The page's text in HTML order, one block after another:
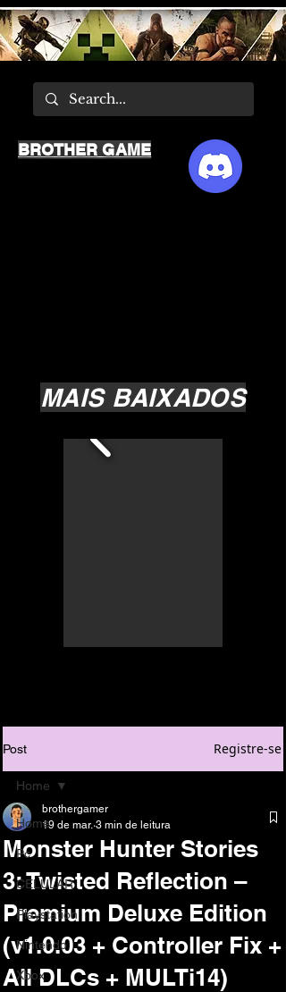
MAIS BAIXADOS
BROTHER GAME
Post Registre-se
Home
Pc
CELULAR
Playstation
Nintendo
Xbox
Home
Monster Hunter Stories
3: Twisted Reflection –
Premium Deluxe Edition
(v1.0.03 + Controller Fix +
All DLCs + MULTi14)
brothergamer
19 de mar. 3 min de leitura